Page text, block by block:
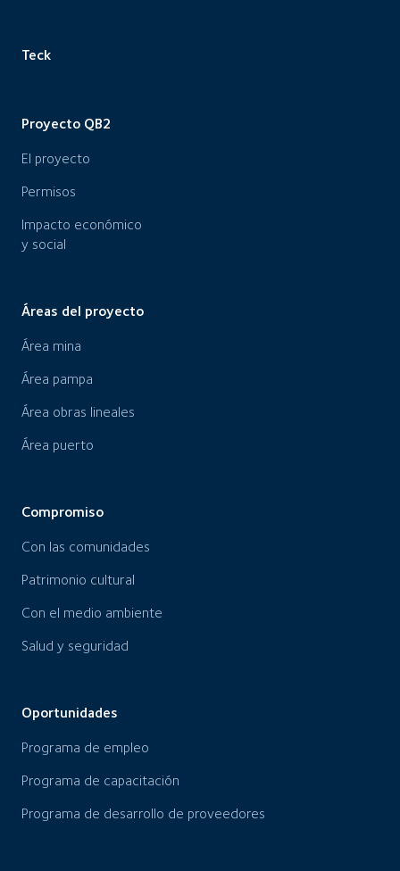
Teck
Proyecto QB2
El proyecto
Permisos
Impacto económico
y social
Áreas del proyecto
Área mina
Área pampa
Área obras lineales
Área puerto
Compromiso
Con las comunidades
Patrimonio cultural
Con el medio ambiente
Salud y seguridad
Oportunidades
Programa de empleo
Programa de capacitación
Programa de desarrollo de proveedores